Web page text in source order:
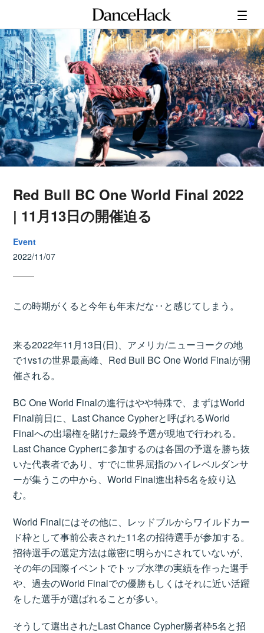
Red Bull BC One World Final 2022
| 11月13日の開催迫る
Event
2022/11/07
この時期がくると今年も年末だな‥と感じてしまう。
来る2022年11月13日(日)、アメリカ/ニューヨークの地
で1vs1の世界最高峰、Red Bull BC One World Finalが開
催される。
BC One World Finalの進行はやや特殊で、まずはWorld
Final前日に、Last Chance Cypherと呼ばれるWorld
Finalへの出場権を賭けた最終予選が現地で行われる。
Last Chance Cypherに参加するのは各国の予選を勝ち抜
いた代表者であり、すでに世界屈指のハイレベルダンサ
ーが集うこの中から、World Final進出枠5名を絞り込
む。
World Finalにはその他に、レッドブルからワイルドカー
ド枠として事前公表された11名の招待選手が参加する。
招待選手の選定方法は厳密に明らかにされていないが、
その年の国際イベントでトップ水準の実績を作った選手
や、過去のWorld Finalでの優勝もしくはそれに近い活躍
をした選手が選ばれることが多い。
そうして選出されたLast Chance Cypher勝者枠5名と招